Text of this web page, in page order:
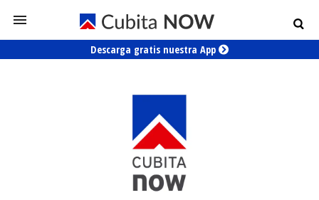
Descarga gratis nuestra App